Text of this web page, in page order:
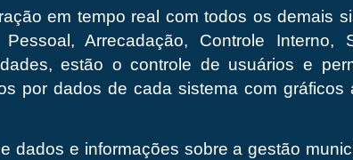
em tempo real com todos os demais
Arrecadação, Controle Interno,
estão o controle de usuários e
por dados de cada sistema com gráficos
dados e informações sobre a gestão